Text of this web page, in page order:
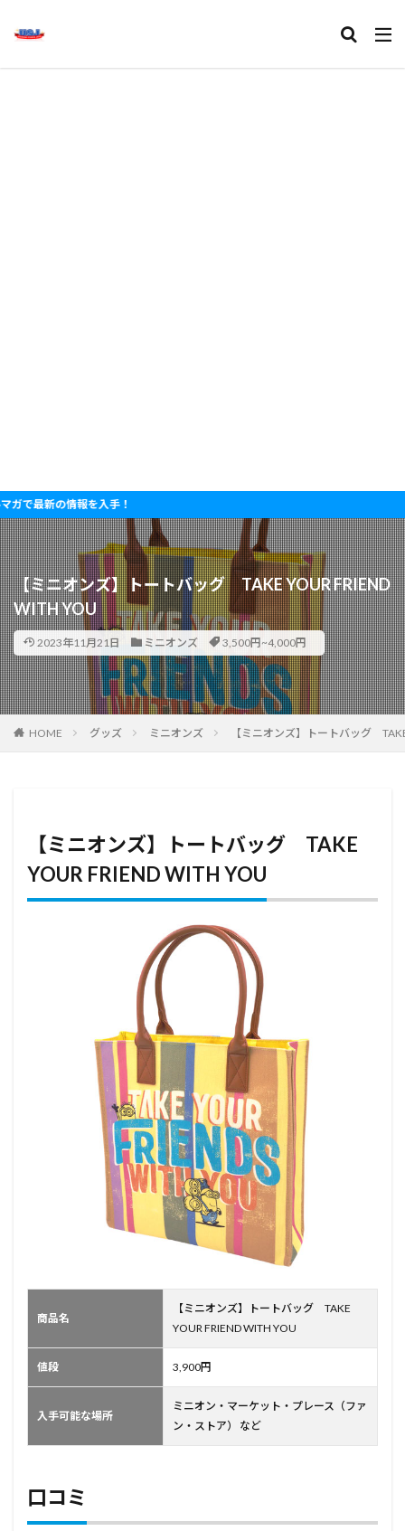
の情報を入手！
【ミニオンズ】トートバッグ TAKE YOUR FRIEND
WITH YOU
2023年11月21日 ミニオンズ 3,500円~4,000円
HOME グッズ ミニオンズ 【ミニオンズ】トートバッグ
【ミニオンズ】トートバッグ TAKE
YOUR FRIEND WITH YOU
商品名
【ミニオンズ】トートバッグ TAKE
YOUR FRIEND WITH YOU
値段 3,900円
入手可能な場所
ミニオン・マーケット・プレース（ファ
ン・ストア） など
口コミ